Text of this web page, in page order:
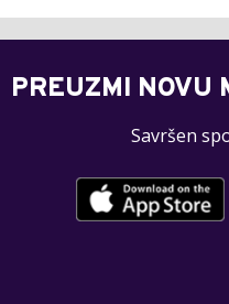
PREUZMI NOVU
Savršen